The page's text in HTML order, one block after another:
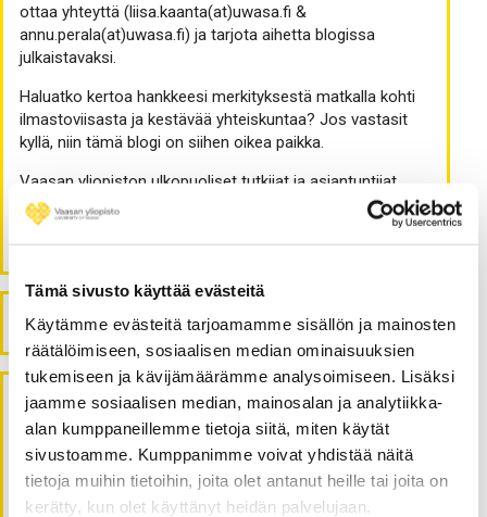
Tämä sivusto käyttää evästeitä
Käytämme evästeitä tarjoamamme sisällön ja mainosten
räätälöimiseen, sosiaalisen median ominaisuuksien
tukemiseen ja kävijämäärämme analysoimiseen. Lisäksi
jaamme sosiaalisen median, mainosalan ja analytiikka-
alan kumppaneillemme tietoja siitä, miten käytät
sivustoamme. Kumppanimme voivat yhdistää näitä
tietoja muihin tietoihin, joita olet antanut heille tai joita on
kerätty, kun olet käyttänyt heidän palvelujaan.
ottaa yhteyttä (liisa.kaanta(at)uwasa.fi &
annu.perala(at)uwasa.fi) ja tarjota aihetta blogissa
julkaistavaksi.
Haluatko kertoa hankkeesi merkityksestä matkalla kohti
ilmastoviisasta ja kestävää yhteiskuntaa? Jos vastasit
kyllä, niin tämä blogi on siihen oikea paikka.
Vaasan yliopiston ulkopuoliset tutkijat ja asiantuntijat
ovat tervetulleita ehdottamaan Vieraskynä-kirjoituksia
edellä mainituista teemoista.
Viimeisimmät artikkelit
Sijoittamista yhteiskunnan ja maapallon hyväksi?
Pajatson pelimerkit: kokemuksia Ruokahävikki